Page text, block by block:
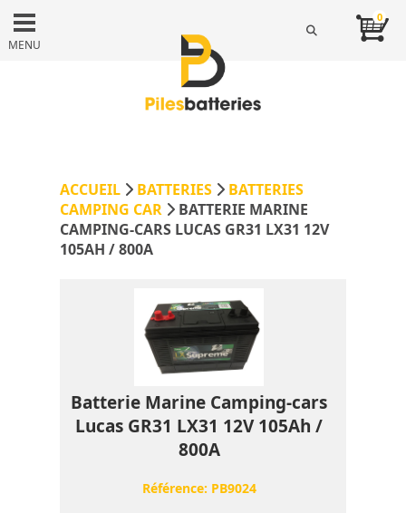
MENU
0
ACCUEIL BATTERIES
BATTERIES
CAMPING CAR
BATTERIE MARINE
CAMPING-CARS LUCAS GR31 LX31 12V
105AH / 800A
Batterie Marine Camping-cars
Lucas GR31 LX31 12V 105Ah /
800A
Référence: PB9024